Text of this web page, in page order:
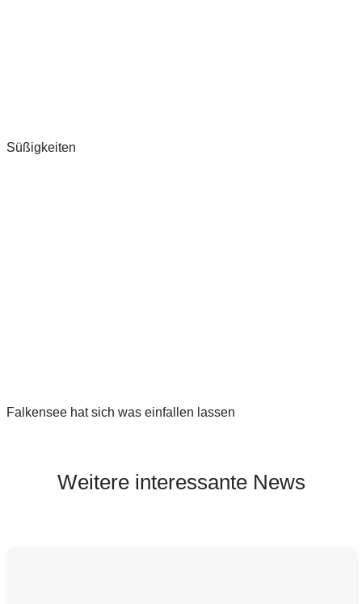
Süßigkeiten
Falkensee hat sich was einfallen lassen
Weitere interessante News